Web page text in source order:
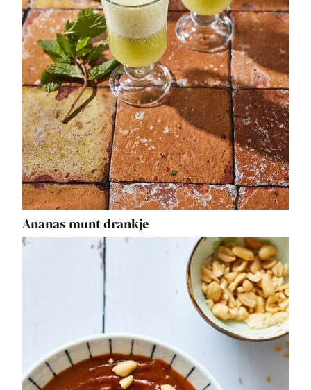
Ananas munt drankje